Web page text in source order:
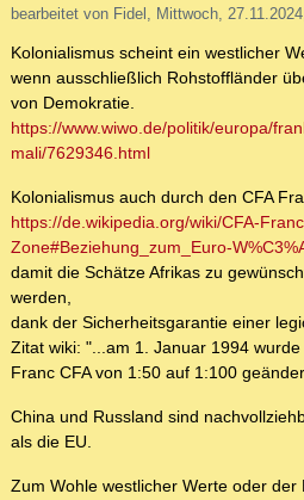
bearbeitet von Fidel, Mittwoch,
Kolonialismus scheint ein westlicher
wenn ausschließlich Rohstoffländer
von Demokratie.
https://www.wiwo.de/politik/europa/
mali/7629346.html
Kolonialismus auch durch den CFA
https://de.wikipedia.org/wiki/CFA-
Zone#Beziehung_zum_Euro-
damit die Schätze Afrikas zu
werden,
dank der Sicherheitsgarantie einer
Zitat wiki: "...am 1. Januar 1994
Franc CFA von 1:50 auf 1:100
China und Russland sind
als die EU.
Zum Wohle westlicher Werte oder der